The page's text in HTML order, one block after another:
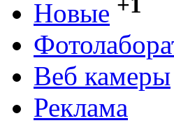
Новые
Веб камеры
Реклама